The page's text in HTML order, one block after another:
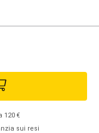
120 €
sui resi